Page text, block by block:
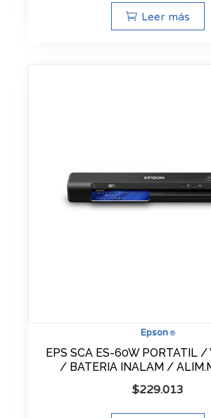
Leer más
Epson®
EPS SCA ES-60W PORTATIL
/ BATERIA INALAM /
$229.013